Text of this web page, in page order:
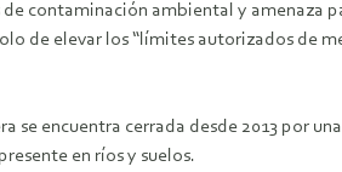
de contaminación ambiental y amenaza
de elevar los “límites autorizados de
se encuentra cerrada desde 2013 por
en ríos y suelos.